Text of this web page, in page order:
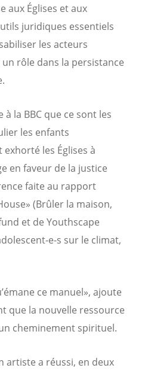
aux Églises et aux
juridiques essentiels
les acteurs
rôle dans la persistance
à la BBC que ce sont les
les enfants
les Églises à
en faveur de la justice
faite au rapport
(Brûler la maison,
et de Youthscape
e-s sur le climat,
ce manuel», ajoute
que la nouvelle ressource
cheminement spirituel.
artiste a réussi, en deux